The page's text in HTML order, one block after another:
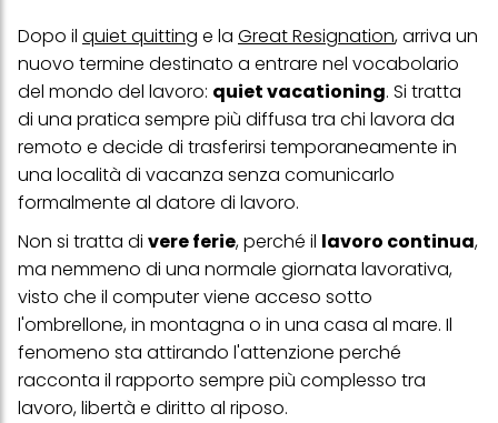
Dopo il quiet quitting e la Great Resignation, arriva un
nuovo termine destinato a entrare nel vocabolario
del mondo del lavoro: quiet vacationing. Si tratta
di una pratica sempre più diffusa tra chi lavora da
remoto e decide di trasferirsi temporaneamente in
una località di vacanza senza comunicarlo
formalmente al datore di lavoro.
Non si tratta di vere ferie, perché il lavoro continua,
ma nemmeno di una normale giornata lavorativa,
visto che il computer viene acceso sotto
l'ombrellone, in montagna o in una casa al mare. Il
fenomeno sta attirando l'attenzione perché
racconta il rapporto sempre più complesso tra
lavoro, libertà e diritto al riposo.